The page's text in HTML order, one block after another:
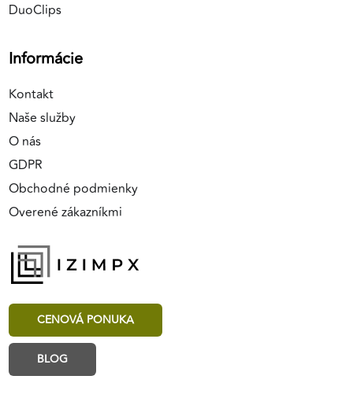
DuoClips
Informácie
Kontakt
Naše služby
O nás
GDPR
Obchodné podmienky
Overené zákazníkmi
CENOVÁ PONUKA
BLOG